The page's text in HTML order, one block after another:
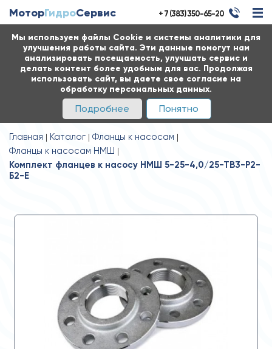
Мы используем файлы Cookie и системы аналитики для
улучшения работы сайта. Эти данные помогут нам
анализировать посещаемость, улучшать сервис и
делать контент более удобным для вас. Продолжая
использовать сайт, вы даете свое согласие на
обработку персональных данных.
Подробнее Понятно
МоторГидроСервис + 7 (383) 350-65-20
Главная Каталог
Фланцы к насосам
Фланцы к насосам НМШ
Комплект фланцев к насосу НМШ 5-25-4,0/25-ТВ3-Р2-
Б2-Е